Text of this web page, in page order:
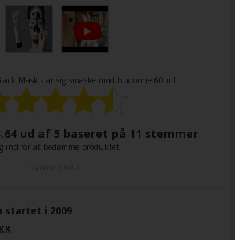
Mask - ansigtsmaske mod hudorme 60 ml
ud af 5 baseret på 11 stemmer
ind for at bedømme produktet
startet i 2009